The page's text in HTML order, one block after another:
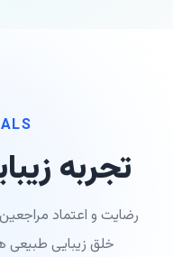
تجربه
رضایت و اعتماد
خلق زیبایی طبیعی